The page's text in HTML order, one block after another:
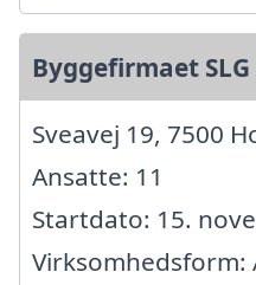
Byggefirmaet SLG
Sveavej 19, 7500
Ansatte: 11
Startdato: 15.
Virksomhedsform: